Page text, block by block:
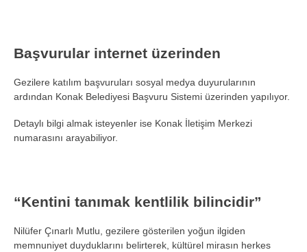
Başvurular internet üzerinden
Gezilere katılım başvuruları sosyal medya duyurularının
ardından Konak Belediyesi Başvuru Sistemi üzerinden yapılıyor.
Detaylı bilgi almak isteyenler ise Konak İletişim Merkezi
numarasını arayabiliyor.
“Kentini tanımak kentlilik bilincidir”
Nilüfer Çınarlı Mutlu, gezilere gösterilen yoğun ilgiden
memnuniyet duyduklarını belirterek, kültürel mirasın herkes